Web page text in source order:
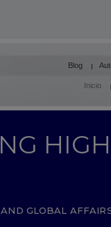
Blog
Inicio
GLOBAL